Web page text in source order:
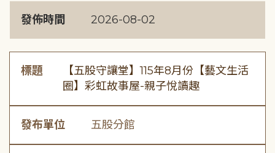
發佈時間 2026-08-02
標題
【五股守讓堂】115年8月份【藝文生活
圈】彩虹故事屋-親子悅讀趣
發布單位 五股分館